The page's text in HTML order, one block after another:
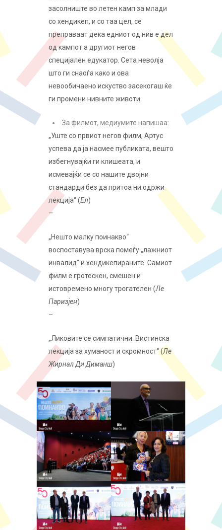
засолниште во летен камп за млади
со хендикеп, и со таа цел, се
преправаат дека едниот од нив е дел
од кампот а другиот негов
специјален едукатор. Сета неволја
што ги снаоѓа како и ова
невообичаено искуство засекогаш ќе
ги промени нивните животи.
За филмот, медиумите напишаа:
„Уште со првиот негов филм, Артус
успева да ја насмее публиката, вешто
избегнувајќи ги клишеата, и
исмевајќи се со нашите двојни
стандарди без да притоа ни одржи
лекција“ (Ел)
–
„Нешто малку поинакво“
воспоставува врска помеѓу „лажниот
инвалид“ и хендикепираните. Самиот
филм е гротескен, смешен и
истовремено многу трогателен (Ле
Паризјен)
–
„Ликовите се симпатични. Вистинска
лекција за хуманост и скромност“ (Ле
Жирнал Ди Диманш)